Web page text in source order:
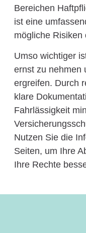
Bereichen
ist eine
mögliche Risiken
Umso wichtiger
ernst zu nehmen
ergreifen. Durch
klare
Fahrlässigkeit
Nutzen Sie die
Seiten, um Ihre
Ihre Rechte